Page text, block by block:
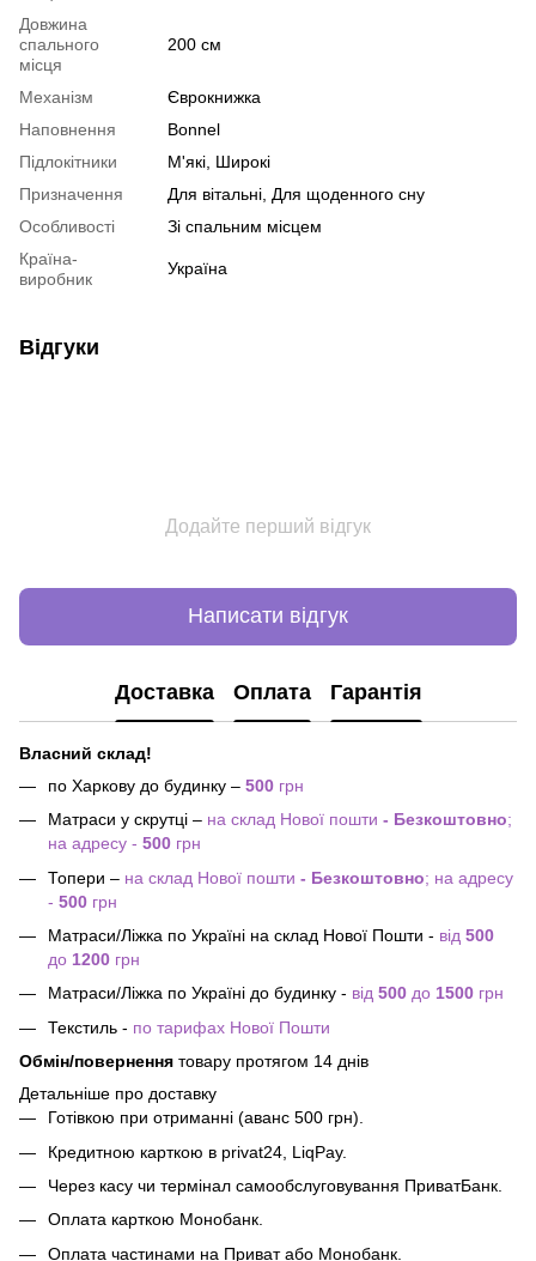
Довжина
спального
місця
200 см
Механізм
Єврокнижка
Наповнення
Bonnel
Підлокітники
М'які, Широкі
Призначення
Для вітальні, Для щоденного сну
Особливості
Зі спальним місцем
Країна-
виробник
Україна
Відгуки
Додайте перший відгук
Написати відгук
Доставка Оплата Гарантія
Власний склад!
по Харкову до будинку – 500 грн
Матраси у скрутці – на склад Нової пошти - Безкоштовно;
на адресу - 500 грн
Топери – на склад Нової пошти - Безкоштовно; на адресу
- 500 грн
Матраси/Ліжка по Україні на склад Нової Пошти - від 500
до 1200 грн
Матраси/Ліжка по Україні до будинку - від 500 до 1500 грн
Текстиль - по тарифах Нової Пошти
Обмін/повернення товару протягом 14 днів
Детальніше про доставку
Готівкою при отриманні (аванс 500 грн).
Кредитною карткою в privat24, LiqPay.
Через касу чи термінал самообслуговування ПриватБанк.
Оплата карткою Монобанк.
Оплата частинами на Приват або Монобанк.